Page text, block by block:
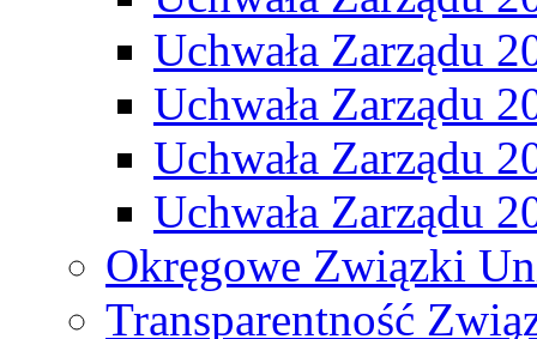
Uchwała Zarządu
Uchwała Zarządu
Uchwała Zarządu
Uchwała Zarządu
Okręgowe Związki
Transparentność